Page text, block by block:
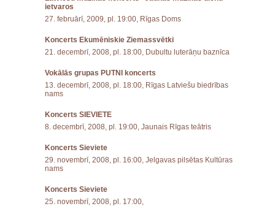
ietvaros
27. februārī, 2009, pl. 19:00, Rīgas Doms
Koncerts Ekumēniskie Ziemassvētki
21. decembrī, 2008, pl. 18:00, Dubultu luterāņu baznīca
Vokālās grupas PUTNI koncerts
13. decembrī, 2008, pl. 18:00, Rīgas Latviešu biedrības
nams
Koncerts SIEVIETE
8. decembrī, 2008, pl. 19:00, Jaunais Rīgas teātris
Koncerts Sieviete
29. novembrī, 2008, pl. 16:00, Jelgavas pilsētas Kultūras
nams
Koncerts Sieviete
25. novembrī, 2008, pl. 17:00,